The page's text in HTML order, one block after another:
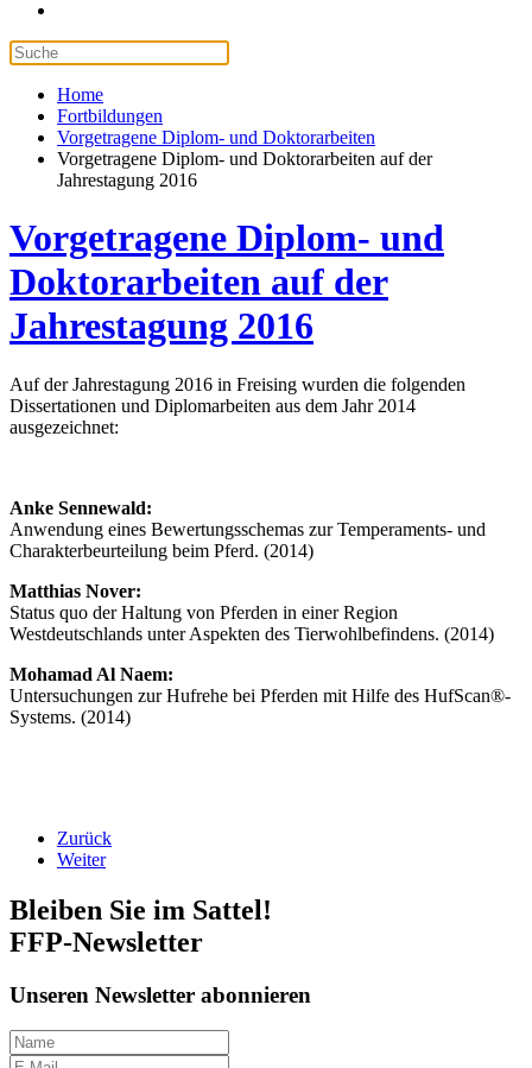
Home
Fortbildungen
Vorgetragene Diplom- und Doktorarbeiten
Vorgetragene Diplom- und Doktorarbeiten auf der
Jahrestagung 2016
Vorgetragene Diplom- und
Doktorarbeiten auf der
Jahrestagung 2016
Auf der Jahrestagung 2016 in Freising wurden die folgenden
Dissertationen und Diplomarbeiten aus dem Jahr 2014
ausgezeichnet:
Anke Sennewald:
Anwendung eines Bewertungsschemas zur Temperaments- und
Charakterbeurteilung beim Pferd. (2014)
Matthias Nover:
Status quo der Haltung von Pferden in einer Region
Westdeutschlands unter Aspekten des Tierwohlbefindens. (2014)
Mohamad Al Naem:
Untersuchungen zur Hufrehe bei Pferden mit Hilfe des HufScan®-
Systems. (2014)
Zurück
Weiter
Bleiben Sie im Sattel!
FFP-Newsletter
Unseren Newsletter abonnieren